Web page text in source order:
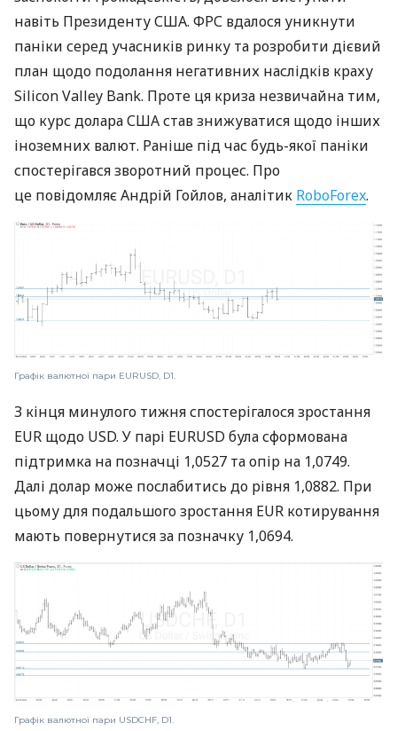
навіть Президенту США. ФРС вдалося уникнути
паніки серед учасників ринку та розробити дієвий
план щодо подолання негативних наслідків краху
Silicon Valley Bank. Проте ця криза незвичайна тим,
що курс долара США став знижуватися щодо інших
іноземних валют. Раніше під час будь-якої паніки
спостерігався зворотний процес. Про
це повідомляє Андрій Гойлов, аналітик RoboForex.
Графік валютної пари EURUSD, D1.
З кінця минулого тижня спостерігалося зростання
EUR щодо USD. У парі EURUSD була сформована
підтримка на позначці 1,0527 та опір на 1,0749.
Далі долар може послабитись до рівня 1,0882. При
цьому для подальшого зростання EUR котирування
мають повернутися за позначку 1,0694.
Графік валютної пари USDCHF, D1.